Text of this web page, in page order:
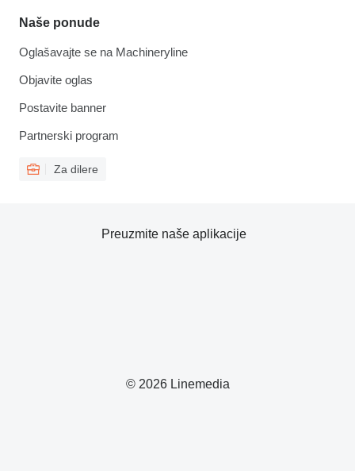
Naše ponude
Oglašavajte se na Machineryline
Objavite oglas
Postavite banner
Partnerski program
Za dilere
© 2026 Linemedia
Preuzmite naše aplikacije